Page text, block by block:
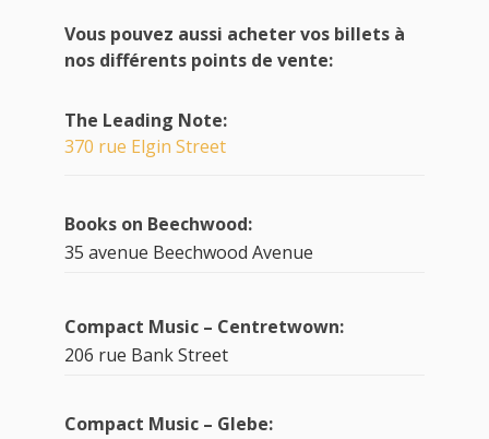
Vous pouvez aussi acheter vos billets à
nos différents points de vente:
The Leading Note:
370 rue Elgin Street
Books on Beechwood:
35 avenue Beechwood Avenue
Compact Music – Centretwown:
206 rue Bank Street
Compact Music – Glebe: